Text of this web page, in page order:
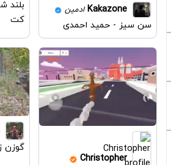
Kakazone ادمین
سن سیز - حمید احمدی
بلند
کت
Christopher
گوزن